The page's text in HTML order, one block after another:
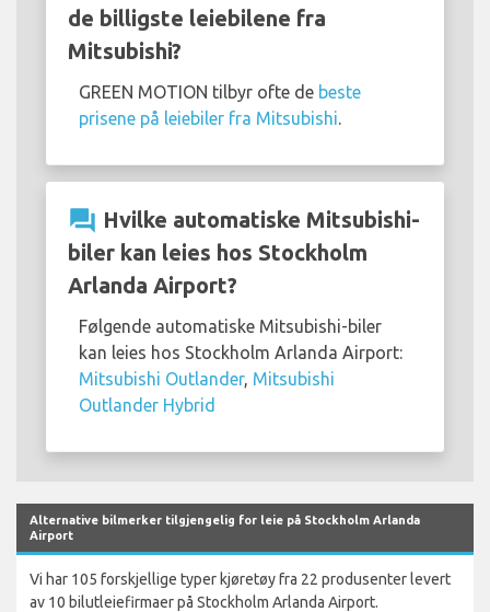
de billigste leiebilene fra
Mitsubishi?
GREEN MOTION tilbyr ofte de beste
prisene på leiebiler fra Mitsubishi
question_answer Hvilke automatiske Mitsubishi-
biler kan leies hos Stockholm
Arlanda Airport?
Følgende automatiske Mitsubishi-biler
kan leies hos Stockholm Arlanda Airport:
Mitsubishi Outlander, Mitsubishi
Outlander Hybrid
Alternative bilmerker tilgjengelig for leie på Stockholm Arlanda
Airport
Vi har 105 forskjellige typer kjøretøy fra 22 produsenter levert
av 10 bilutleiefirmaer på Stockholm Arlanda Airport.